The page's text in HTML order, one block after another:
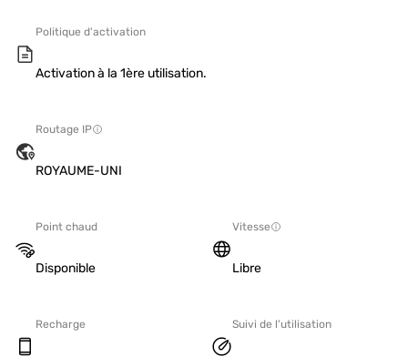
Politique d'activation
Activation à la 1ère utilisation.
Routage IP
ROYAUME-UNI
Point chaud
Disponible
Vitesse
Libre
Recharge Suivi de l'utilisation